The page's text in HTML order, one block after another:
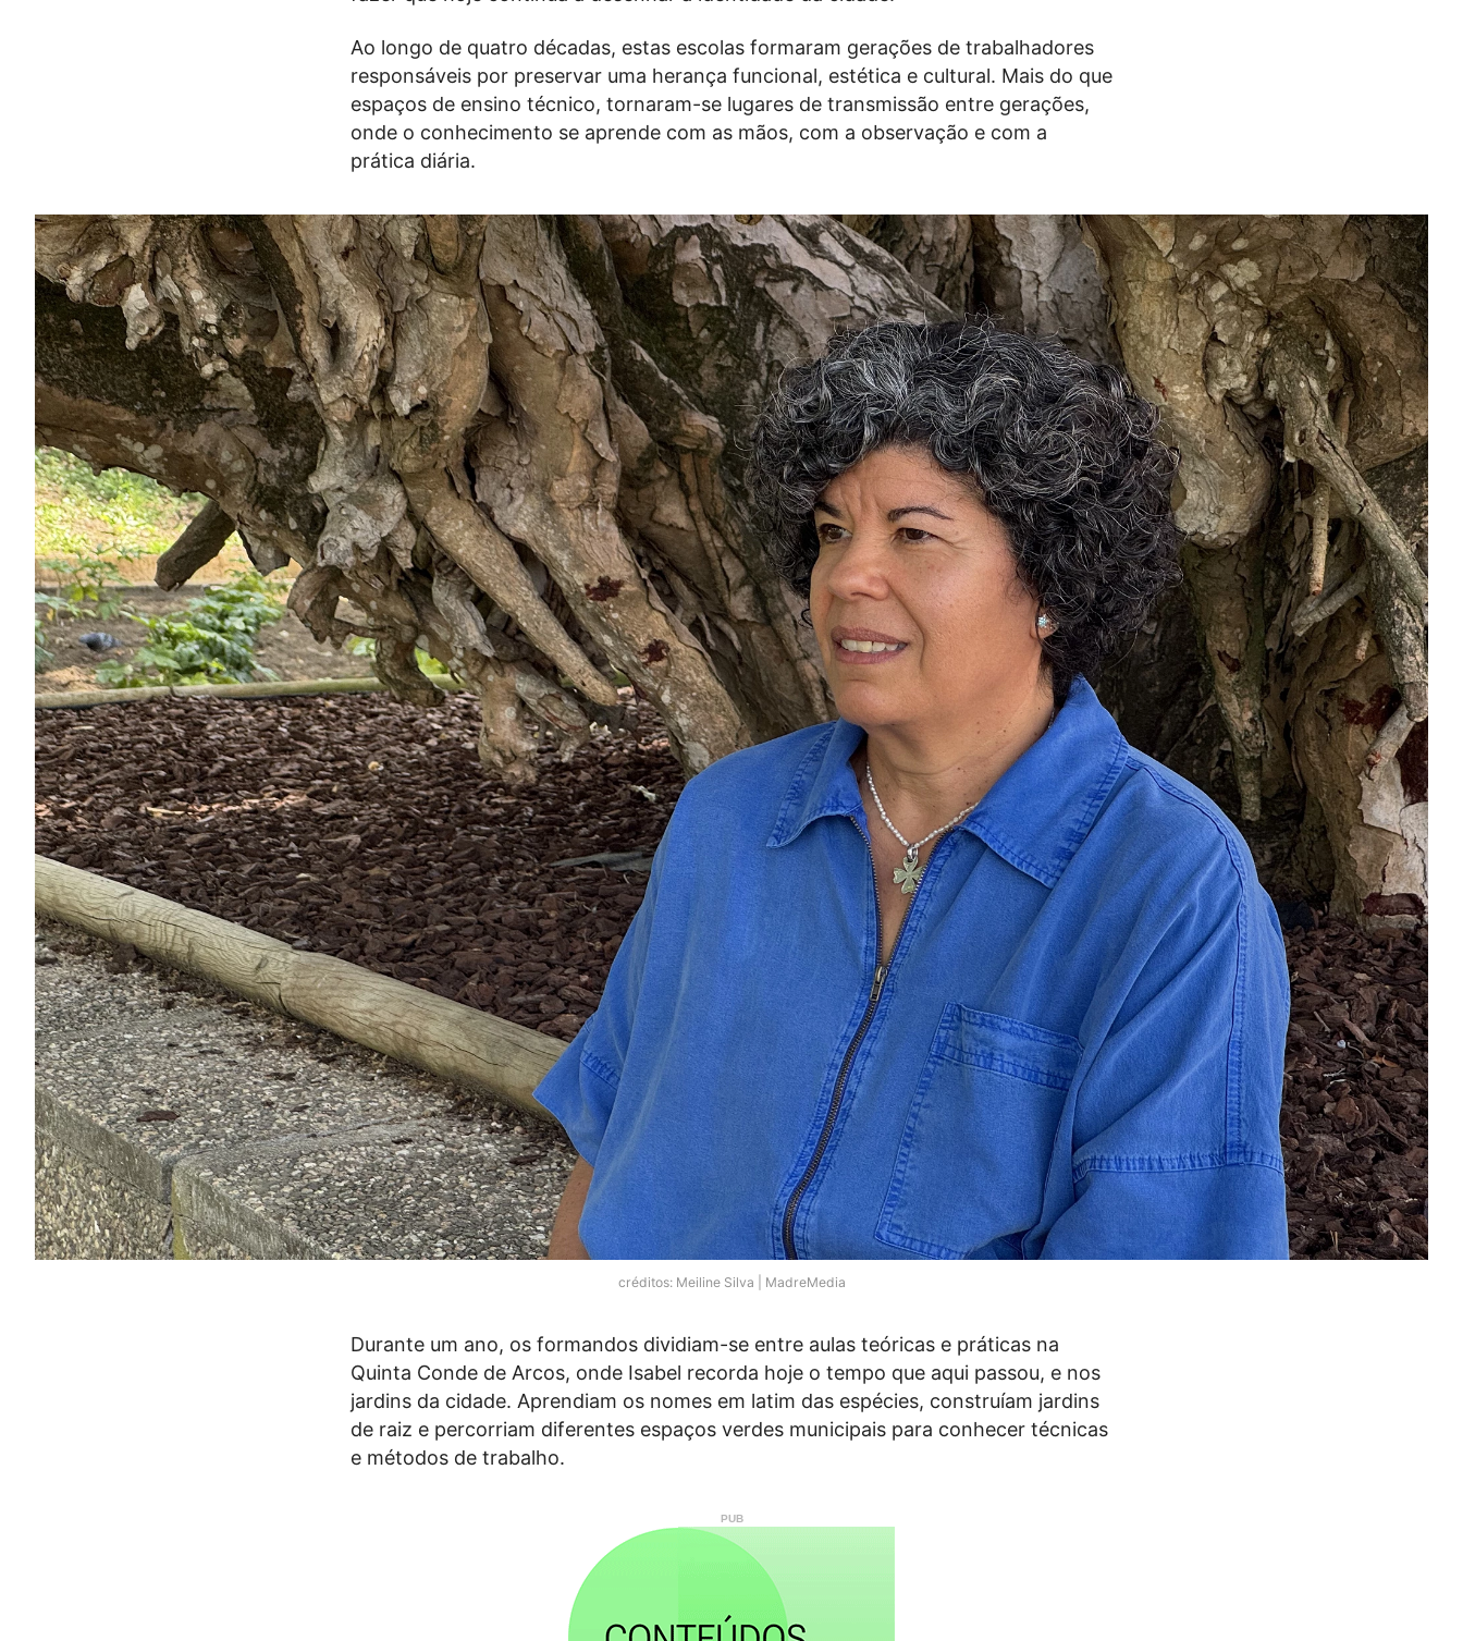
Ao longo de quatro décadas, estas escolas formaram gerações de trabalhadores
responsáveis por preservar uma herança funcional, estética e cultural. Mais do que
espaços de ensino técnico, tornaram-se lugares de transmissão entre gerações,
onde o conhecimento se aprende com as mãos, com a observação e com a
prática diária.
créditos: Meiline Silva | MadreMedia
Durante um ano, os formandos dividiam-se entre aulas teóricas e práticas na
Quinta Conde de Arcos, onde Isabel recorda hoje o tempo que aqui passou, e nos
jardins da cidade. Aprendiam os nomes em latim das espécies, construíam jardins
de raiz e percorriam diferentes espaços verdes municipais para conhecer técnicas
e métodos de trabalho.